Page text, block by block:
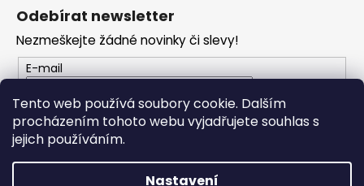
Tento web používá soubory cookie. Dalším
procházením tohoto webu vyjadřujete souhlas s
jejich používáním.
Nastavení
ČERVENÉ
1
286
Kč
t
í
Odebírat newsletter
Nezmeškejte žádné novinky či slevy!
E-mail
PŘIHLÁSIT SE